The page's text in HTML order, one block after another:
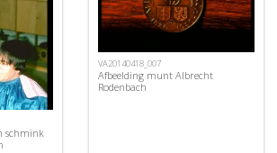
schmink
VA20140418_007
Afbeelding munt Albrecht
Rodenbach